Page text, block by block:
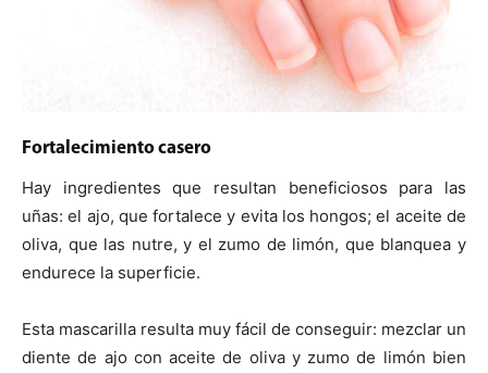
Fortalecimiento casero
Hay ingredientes que resultan beneficiosos para las
uñas: el ajo, que fortalece y evita los hongos; el aceite de
oliva, que las nutre, y el zumo de limón, que blanquea y
endurece la superficie.
Esta mascarilla resulta muy fácil de conseguir: mezclar un
diente de ajo con aceite de oliva y zumo de limón bien